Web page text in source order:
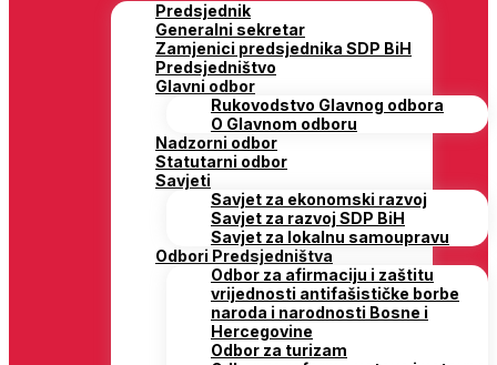
Predsjednik
Generalni sekretar
Zamjenici predsjednika SDP BiH
Predsjedništvo
Glavni odbor
Rukovodstvo Glavnog odbora
O Glavnom odboru
Nadzorni odbor
Statutarni odbor
Savjeti
Savjet za ekonomski razvoj
Savjet za razvoj SDP BiH
Savjet za lokalnu samoupravu
Odbori Predsjedništva
Odbor za afirmaciju i zaštitu
vrijednosti antifašističke borbe
naroda i narodnosti Bosne i
Hercegovine
Odbor za turizam